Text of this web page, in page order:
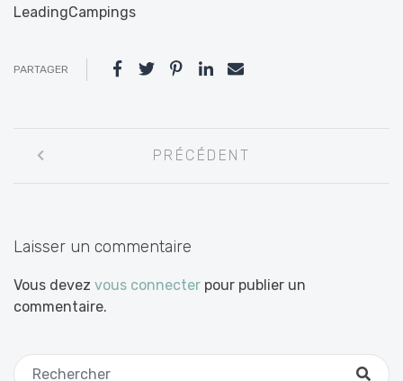
LeadingCampings
PARTAGER
entre
PRÉCÉDENT
Laisser un commentaire
Vous devez vous connecter pour publier un
commentaire.